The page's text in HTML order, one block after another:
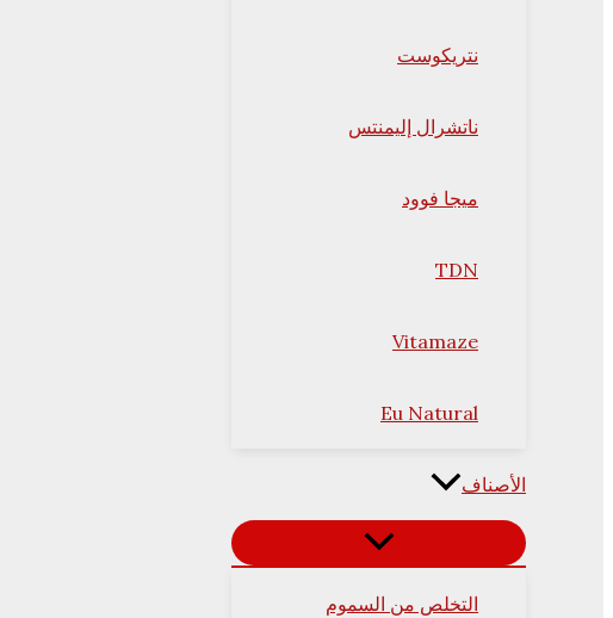
نتريكوست
ناتشرال إليمنتس
ميجا فوود
TDN
Vitamaze
Eu Natural
الأصناف
التخلص من السموم